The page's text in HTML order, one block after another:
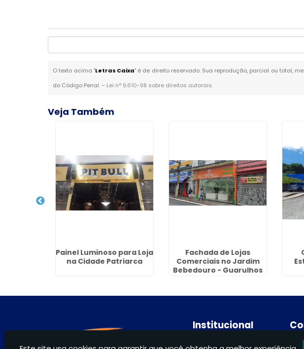
O texto acima "Letras Caixa" é de direito reservado. Sua reprodução, parcial ou total,
do Código Penal. – Lei n° 9.610-98 sobre direitos autorais.
Veja Também
Painel Luminoso para Loja
na Cidade Patriarca
Fachada de Lojas
Comerciais no Jardim
Bebedouro - Guarulhos
Institucional
Home